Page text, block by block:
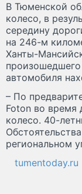
В Тюменской
колесо, в
середину
на 246-м
Ханты-
автомобиля
– По
Foton во время
колесо. 40-
региональном
tumentoday.ru